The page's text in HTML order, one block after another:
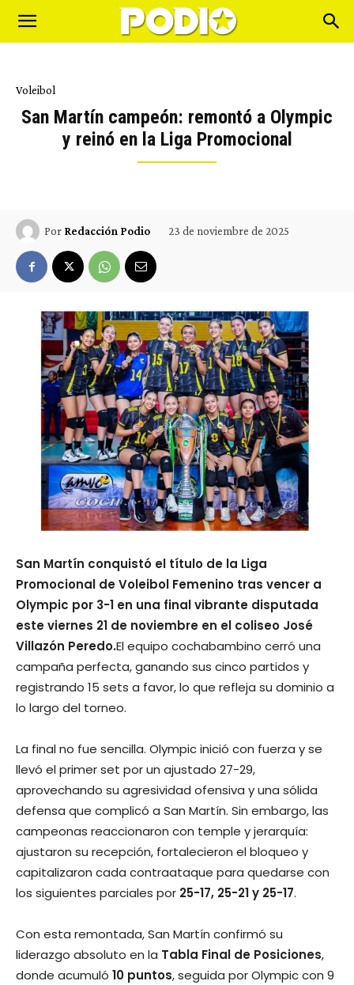
Voleibol
San Martín campeón: remontó a Olympic
y reinó en la Liga Promocional
Por Redacción Podio 23 de noviembre de 2025
San Martín conquistó el título de la Liga
Promocional de Voleibol Femenino tras vencer a
Olympic por 3-1 en una final vibrante disputada
este viernes 21 de noviembre en el coliseo José
Villazón Peredo.El equipo cochabambino cerró una
campaña perfecta, ganando sus cinco partidos y
registrando 15 sets a favor, lo que refleja su dominio a
lo largo del torneo.
La final no fue sencilla. Olympic inició con fuerza y se
llevó el primer set por un ajustado 27-29,
aprovechando su agresividad ofensiva y una sólida
defensa que complicó a San Martín. Sin embargo, las
campeonas reaccionaron con temple y jerarquía:
ajustaron su recepción, fortalecieron el bloqueo y
capitalizaron cada contraataque para quedarse con
los siguientes parciales por 25-17, 25-21 y 25-17.
Con esta remontada, San Martín confirmó su
liderazgo absoluto en la Tabla Final de Posiciones,
donde acumuló 10 puntos, seguida por Olympic con 9